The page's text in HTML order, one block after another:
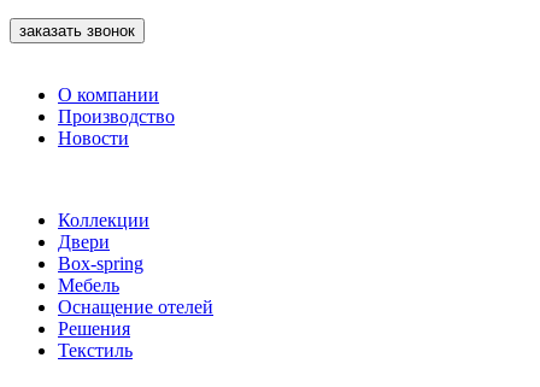
заказать звонок
О компании
Производство
Новости
Коллекции
Двери
Box-spring
Мебель
Оснащение отелей
Решения
Текстиль